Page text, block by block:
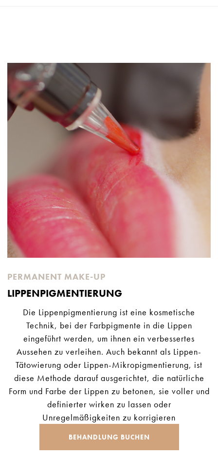
PERMANENT MAKE-UP
LIPPENPIGMENTIERUNG
Die Lippenpigmentierung ist eine kosmetische
Technik, bei der Farbpigmente in die Lippen
eingeführt werden, um ihnen ein verbessertes
Aussehen zu verleihen. Auch bekannt als Lippen-
Tätowierung oder Lippen-Mikropigmentierung, ist
diese Methode darauf ausgerichtet, die natürliche
Form und Farbe der Lippen zu betonen, sie voller und
definierter wirken zu lassen oder
Unregelmäßigkeiten zu korrigieren
BEHANDLUNG BUCHEN